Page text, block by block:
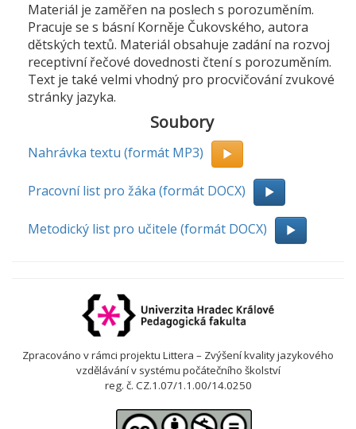
Materiál je zaměřen na poslech s porozuměním.
Pracuje se s básní Korněje Čukovského, autora
dětských textů. Materiál obsahuje zadání na rozvoj
receptivní řečové dovednosti čtení s porozuměním.
Text je také velmi vhodný pro procvičování zvukové
stránky jazyka.
Soubory
Nahrávka textu (formát MP3)
Pracovní list pro žáka (formát DOCX)
Metodický list pro učitele (formát DOCX)
Zpracováno v rámci projektu Littera – Zvýšení kvality jazykového
vzdělávání v systému počátečního školství
reg. č. CZ.1.07/1.1.00/14.0250